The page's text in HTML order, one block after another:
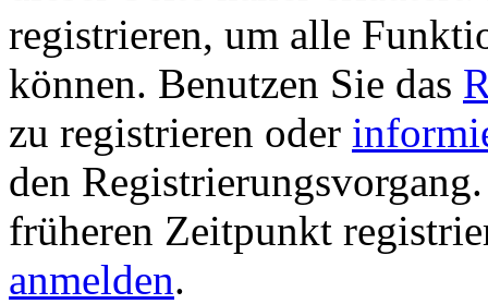
registrieren, um alle
können. Benutzen Sie das
zu registrieren oder
den
früheren Zeitpunkt
anmelden.